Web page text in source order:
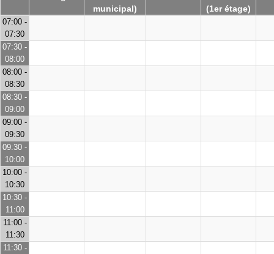
municipal)
(1er étage)
07:00 -
07:30
07:30 -
08:00
08:00 -
08:30
08:30 -
09:00
09:00 -
09:30
09:30 -
10:00
10:00 -
10:30
10:30 -
11:00
11:00 -
11:30
11:30 -